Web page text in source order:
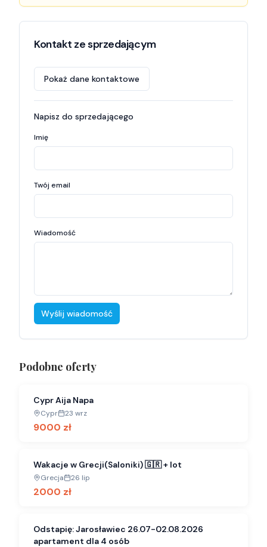
Kontakt ze sprzedającym
Pokaż dane kontaktowe
Napisz do sprzedającego
Imię
Twój email
Wiadomość
Wyślij wiadomość
Podobne oferty
Cypr Aija Napa
Cypr 23 wrz
9000 zł
Wakacje w Grecji(Saloniki) 🇬🇷 + lot
Grecja 26 lip
2000 zł
Odstapię: Jarosławiec 26.07-02.08.2026
apartament dla 4 osób